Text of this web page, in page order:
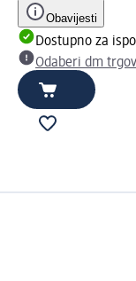
Obavijesti
Dostupno za
Odaberi dm